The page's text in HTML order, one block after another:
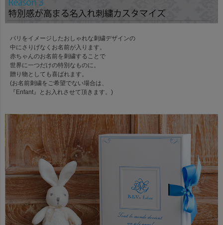
パリをイメージしたおしゃれな刺繍デザインの
中にさりげなくお名前が入ります。
赤ちゃんのお名前を刺繍することで
世界に一つだけの特別なものに。
贈り物としても喜ばれます。
(お名前刺繍をご希望でない場合は、
『Enfant』とお入れさせて頂きます。)